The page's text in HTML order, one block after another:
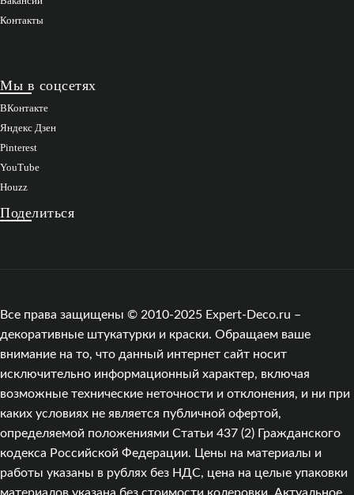
Контакты
Мы в соцсетях
ВКонтакте
Яндекс Дзен
Pinterest
YouTube
Houzz
Поделиться
Все права защищены © 2010-2025 Expert-Deco.ru –
декоративные штукатурки и краски. Обращаем ваше
внимание на то, что данный интернет сайт носит
исключительно информационный характер, включая
возможные технические неточности и отклонения, и ни при
каких условиях не является публичной офертой,
определяемой положениями Статьи 437 (2) Гражданского
кодекса Российской Федерации. Цены на материалы и
работы указаны в рублях без НДС, цена на целые упаковки